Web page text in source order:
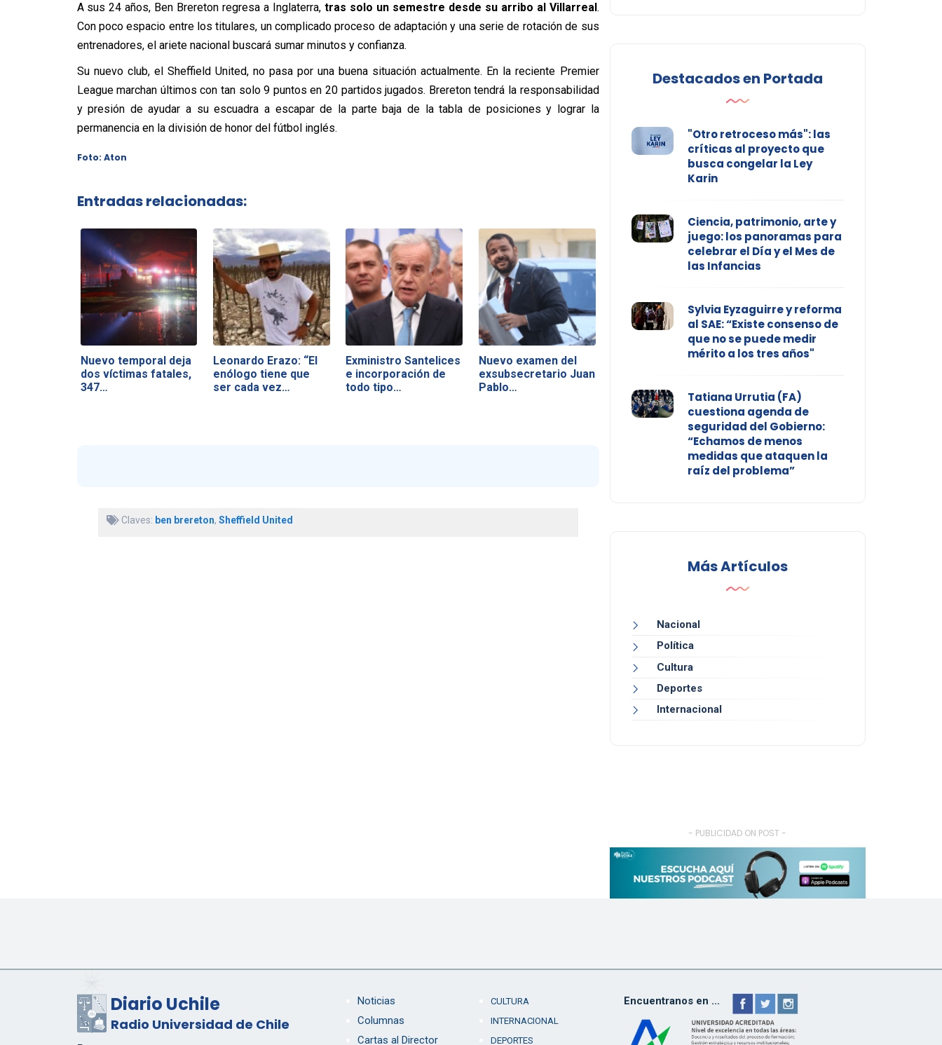
A sus 24 años, Ben Brereton regresa a Inglaterra, tras solo un semestre desde su arribo al Villarreal.
Con poco espacio entre los titulares, un complicado proceso de adaptación y una serie de rotación de sus
entrenadores, el ariete nacional buscará sumar minutos y confianza.
Su nuevo club, el Sheffield United, no pasa por una buena situación actualmente. En la reciente Premier
League marchan últimos con tan solo 9 puntos en 20 partidos jugados. Brereton tendrá la responsabilidad
y presión de ayudar a su escuadra a escapar de la parte baja de la tabla de posiciones y lograr la
permanencia en la división de honor del fútbol inglés.
Foto: Aton
Entradas relacionadas:
Nuevo temporal deja
dos víctimas fatales,
347…
Leonardo Erazo: “El
enólogo tiene que
ser cada vez…
Exministro Santelices
e incorporación de
todo tipo…
Nuevo examen del
exsubsecretario Juan
Pablo…
Claves: ben brereton, Sheffield United
Destacados en Portada
"Otro retroceso más": las
críticas al proyecto que
busca congelar la Ley
Karin
Ciencia, patrimonio, arte y
juego: los panoramas para
celebrar el Día y el Mes de
las Infancias
Sylvia Eyzaguirre y reforma
al SAE: “Existe consenso de
que no se puede medir
mérito a los tres años"
Tatiana Urrutia (FA)
cuestiona agenda de
seguridad del Gobierno:
“Echamos de menos
medidas que ataquen la
raíz del problema”
Más Artículos
Nacional
Política
Cultura
Deportes
Internacional
- PUBLICIDAD ON POST -
Diario Uchile
Radio Universidad de Chile
Noticias
Columnas
Cartas al Director
CULTURA
INTERNACIONAL
DEPORTES
Encuentranos en ...